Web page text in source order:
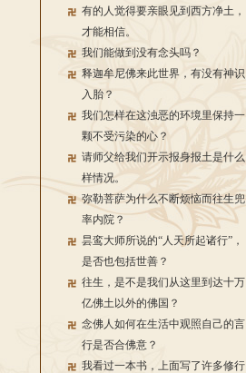
有的人觉得要亲眼见到西方净土，
才能相信。
我们能做到没有念头吗？
释迦牟尼佛来此世界，有没有神识
入胎？
我们怎样在这浊恶的环境里保持一
颗不受污染的心？
请师父给我们开示报身报土是什么
样情况。
弥勒菩萨为什么不断烦恼而往生兜
率内院？
昙鸾大师所说的“人天所起诸行”，
是否也包括世善？
往生，是不是我们从这里到达十万
亿佛土以外的佛国？
念佛人如何在生活中观照自己的言
行是否合佛意？
我看过一本书，上面写了许多修行